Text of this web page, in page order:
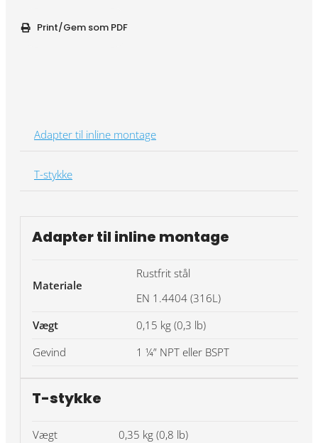
Print/Gem som PDF
Adapter til inline montage
T-stykke
Adapter til inline montage
Materiale
Rustfrit stål
EN 1.4404 (316L)
Vægt
0,15 kg (0,3 lb)
Gevind
1 ¼” NPT eller BSPT
T-stykke
Vægt
0,35 kg (0,8 lb)